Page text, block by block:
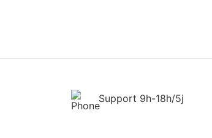
Support 9h-18h/5j